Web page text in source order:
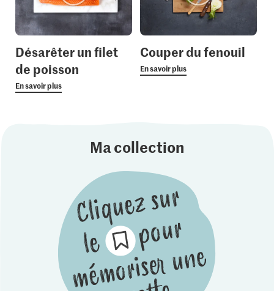
Désarêter un filet
de poisson
En savoir plus
Couper du fenouil
En savoir plus
Ma collection